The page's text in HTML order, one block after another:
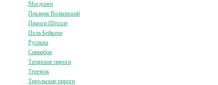
Мосдонер
Пекарня Волконский
Пироги Штолле
Поль Бейкери
Руспыш
Синнабон
Татарские пироги
Теремок
Тирольские пироги